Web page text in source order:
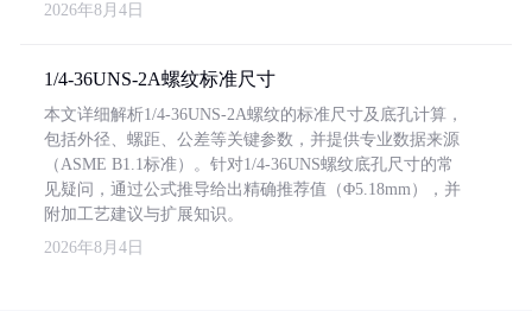
2026年8月4日
1/4-36UNS-2A螺纹标准尺寸
本文详细解析1/4-36UNS-2A螺纹的标准尺寸及底孔计算，
包括外径、螺距、公差等关键参数，并提供专业数据来源
（ASME B1.1标准）。针对1/4-36UNS螺纹底孔尺寸的常
见疑问，通过公式推导给出精确推荐值（Φ5.18mm），并
附加工艺建议与扩展知识。
2026年8月4日